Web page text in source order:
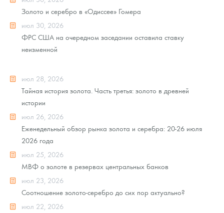
Золото и серебро в «Одиссее» Гомера
июл 30, 2026
ФРС США на очередном заседании оставила ставку
неизменной
июл 28, 2026
Тайная история золота. Часть третья: золото в древней
истории
июл 26, 2026
Еженедельный обзор рынка золота и серебра: 20-26 июля
2026 года
июл 25, 2026
МВФ о золоте в резервах центральных банков
июл 23, 2026
Соотношение золото-серебро до сих пор актуально?
июл 22, 2026